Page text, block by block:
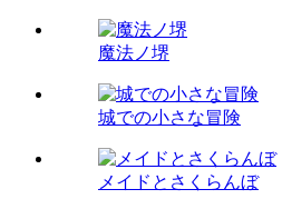
魔法ノ堺
城での小さな冒険
メイドとさくらんぼ